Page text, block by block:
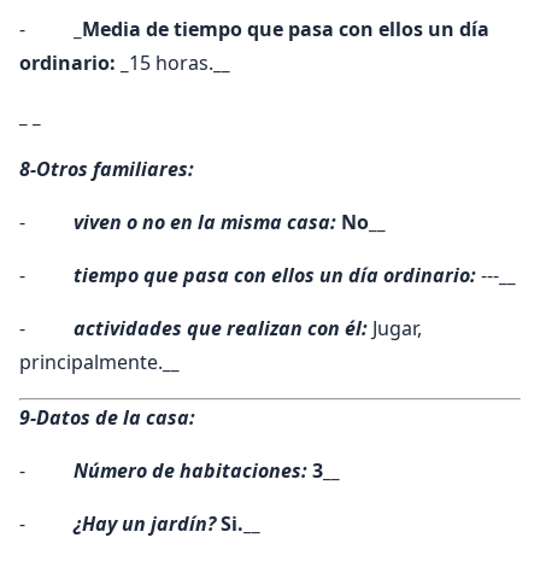
-
_Media de tiempo que pasa con ellos un día
ordinario: _ 15 horas.
8-Otros familiares:
- viven o no en la misma casa: No
- tiempo que pasa con ellos un día ordinario:---
- actividades que realizan con él: Jugar,
principalmente.
9-Datos de la casa:
- Número de habitaciones:3
-¿Hay un jardín?Si.